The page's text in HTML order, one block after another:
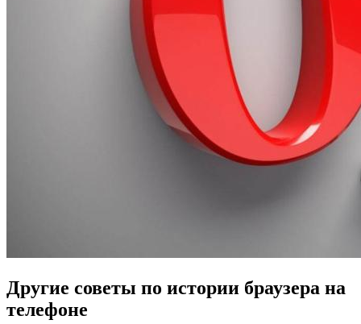
Другие советы по истории браузера на
телефоне